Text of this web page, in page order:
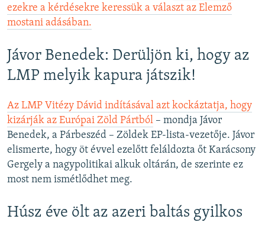
ezekre a kérdésekre keressük a választ az Elemző
mostani adásában.
Jávor Benedek: Derüljön ki, hogy az
LMP melyik kapura játszik!
Az LMP Vitézy Dávid indításával azt kockáztatja, hogy
kizárják az Európai Zöld Pártból – mondja Jávor
Benedek, a Párbeszéd – Zöldek EP-lista-vezetője. Jávor
elismerte, hogy öt évvel ezelőtt feláldozta őt Karácsony
Gergely a nagypolitikai alkuk oltárán, de szerinte ez
most nem ismétlődhet meg.
Húsz éve ölt az azeri baltás gyilkos